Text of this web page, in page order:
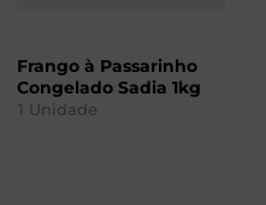
Frango à Passarinho
Congelado Sadia 1kg
1 Unidade